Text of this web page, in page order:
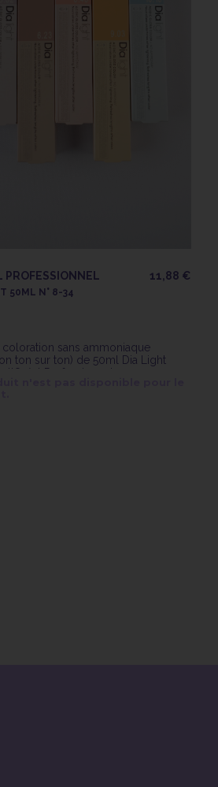
PROFESSIONNEL 11,88 €
50ML N° 8-34
coloration sans ammoniaque
ton sur ton) de 50ml Dia Light
l'Oréal Professionnel